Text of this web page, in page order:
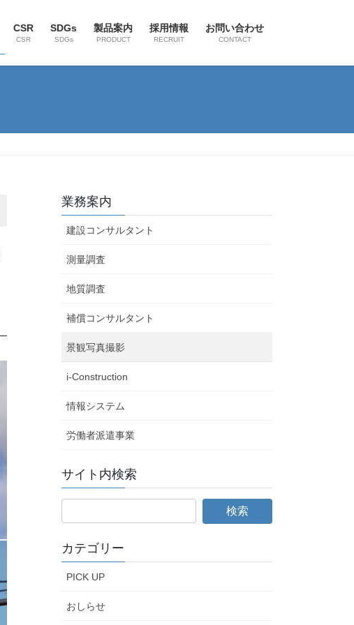
CSR
CSR
SDGs
SDGs
製品案内
PRODUCT
採用情報
RECRUIT
お問い合わせ
CONTACT
業務案内
建設コンサルタント
測量調査
地質調査
補償コンサルタント
景観写真撮影
i-Construction
情報システム
労働者派遣事業
サイト内検索
カテゴリー
PICK UP
おしらせ